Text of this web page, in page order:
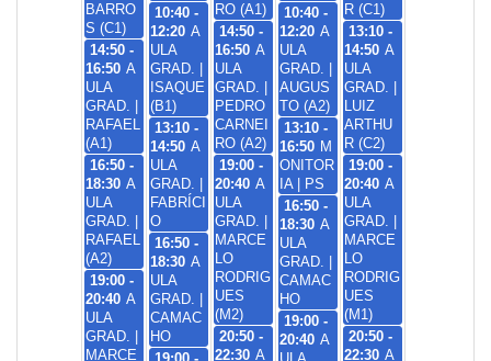
BARRO
S (C1)
14:50 -
16:50 A
ULA
GRAD. |
RAFAEL
(A1)
16:50 -
18:30 A
ULA
GRAD. |
RAFAEL
(A2)
19:00 -
20:40 A
ULA
GRAD. |
MARCE
19:00 -
20:40 A
ULA
GRAD. |
MARCE
LO
RODRIG
UES
(M1)
20:50 -
22:30 A
20:50 -
22:30 A
19:00 -
20:40 A
ULA
GRAD. |
MARCE
LO
RODRIG
UES
(M2)
19:00 -
20:40 A
10:40 -
12:20 A
ULA
GRAD. |
ISAQUE
(B1)
13:10 -
14:50 A
ULA
GRAD. |
FABRÍCI
O
16:50 -
18:30 A
ULA
GRAD. |
CAMAC
HO
16:50 -
18:30 A
ULA
GRAD. |
CAMAC
HO
RO (A1)
14:50 -
16:50 A
ULA
GRAD. |
PEDRO
CARNEI
RO (A2)
10:40 -
12:20 A
ULA
GRAD. |
AUGUS
TO (A2)
R (C1)
13:10 -
14:50 A
ULA
GRAD. |
LUIZ
ARTHU
R (C2)
13:10 -
16:50 M
ONITOR
IA | PS